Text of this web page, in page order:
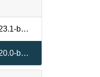
4.23.1-bp160.1.9
4.20.0-bp156.2.1